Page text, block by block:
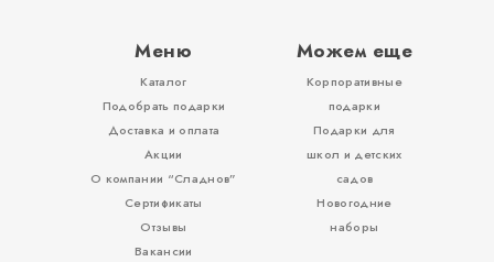
Вложения, игры
Меню
Каталог
Подобрать подарки
Доставка и оплата
Акции
О компании “Сладнов”
Сертификаты
Отзывы
Вакансии
Можем еще
Корпоративные
подарки
Подарки для
школ и детских
садов
Новогодние
наборы